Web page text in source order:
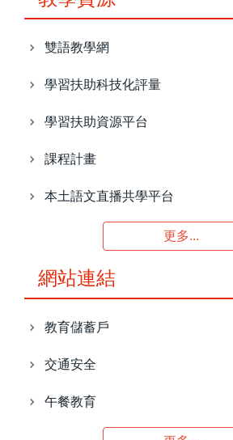
雙語教學網
學習扶助科技化評量
學習扶助資源平台
課程計畫
本土語文直播共學平台
更多...
網站連結
教育儲蓄戶
交通安全
午餐教育